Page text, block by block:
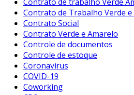
Contrato de Trabalho Verde e
Contrato Social
Contrato Verde e Amarelo
Controle de documentos
Controle de estoque
Coronavírus
COVID-19
Coworking